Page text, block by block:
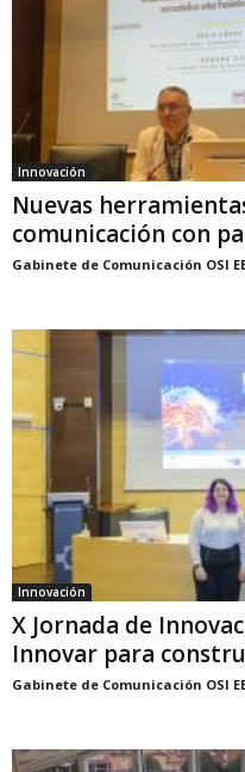
Innovación
Nuevas
comunicación con
Gabinete de Comunicación OSI
Innovación
X Jornada de
Innovar para
Gabinete de Comunicación OSI